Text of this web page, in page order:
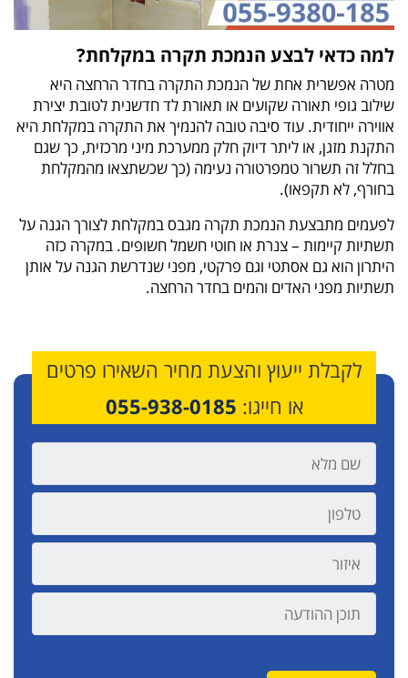
למה כדאי לבצע הנמכת תקרה במקלחת?
מטרה אפשרית אחת של הנמכת התקרה בחדר הרחצה היא
שילוב גופי תאורה שקועים או תאורת לד חדשנית לטובת יצירת
אווירה ייחודית. עוד סיבה טובה להנמיך את התקרה במקלחת היא
התקנת מזגן, או ליתר דיוק חלק ממערכת מיני מרכזית, כך שגם
בחלל זה תשרור טמפרטורה נעימה (כך שכשתצאו מהמקלחת
בחורף, לא תקפאו).
לפעמים מתבצעת הנמכת תקרה מגבס במקלחת לצורך הגנה על
תשתיות קיימות – צנרת או חוטי חשמל חשופים. במקרה כזה
היתרון הוא גם אסתטי וגם פרקטי, מפני שנדרשת הגנה על אותן
תשתיות מפני האדים והמים בחדר הרחצה.
לקבלת ייעוץ והצעת מחיר השאירו פרטים
או חייגו: 055-938-0185